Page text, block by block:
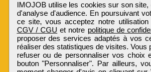
IMOJOB utilise les cookies sur son site,
d'analyse d'audience. En poursuivant
ce site, vous acceptez notre
CGV / CGU et notre politique de
proposer des services adaptés à vos
réaliser des statistiques de visites. Vous
refuser ou de personnaliser vos choix
bouton "Personnaliser". Par ailleurs,